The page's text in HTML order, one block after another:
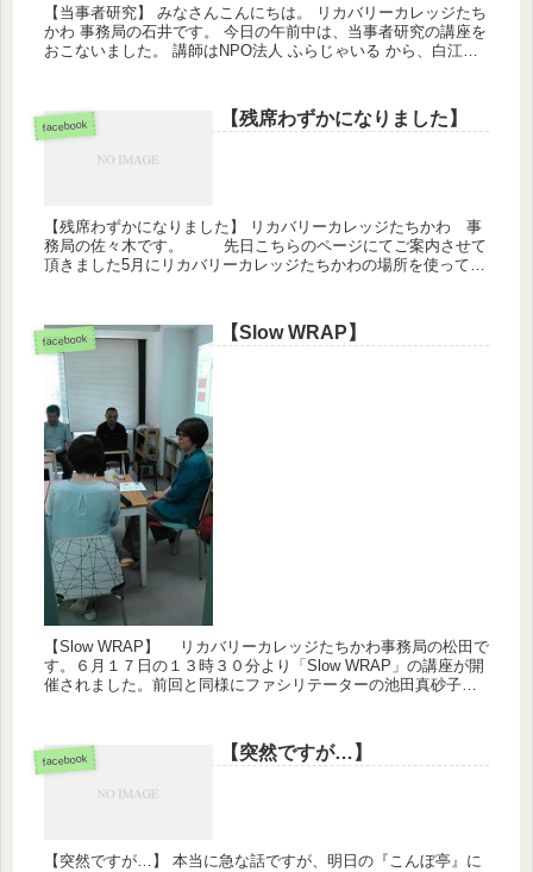
【当事者研究】 みなさんこんにちは。 リカバリーカレッジたち
かわ 事務局の石井です。 今日の午前中は、当事者研究の講座を
おこないました。 講師はNPO法人 ふらじゃいる から、白江香
facebook 【残席わずかになりました】
【残席わずかになりました】 リカバリーカレッジたちかわ 事
務局の佐々木です。 先日こちらのページにてご案内させて
頂きました5月にリカバリーカレッジたちかわの場所を使ってお
facebook 【Slow WRAP】
【Slow WRAP】 リカバリーカレッジたちかわ事務局の松田で
す。６月１７日の１３時３０分より「Slow WRAP」の講座が開
催されました。前回と同様にファシリテーターの池田真砂子さ
facebook 【突然ですが…】
【突然ですが…】 本当に急な話ですが、明日の『こんぼ亭』に